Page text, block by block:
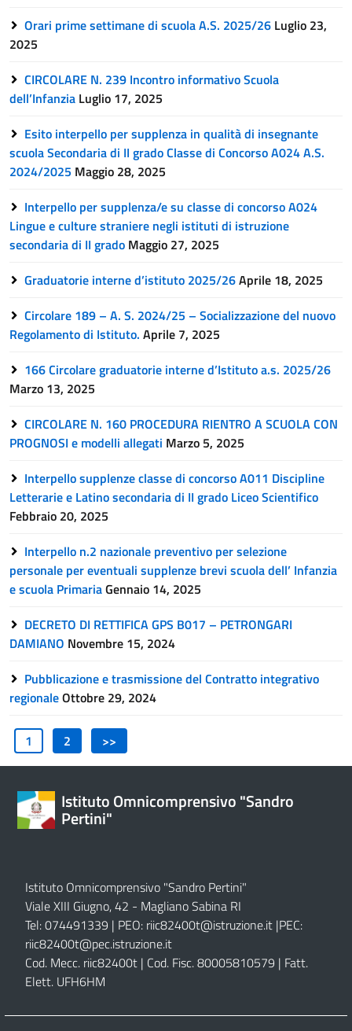
Orari prime settimane di scuola A.S. 2025/26 Luglio 23,
2025
CIRCOLARE N. 239 Incontro informativo Scuola
dell’Infanzia Luglio 17, 2025
Esito interpello per supplenza in qualità di insegnante
scuola Secondaria di II grado Classe di Concorso A024 A.S.
2024/2025 Maggio 28, 2025
Interpello per supplenza/e su classe di concorso A024
Lingue e culture straniere negli istituti di istruzione
secondaria di II grado Maggio 27, 2025
Graduatorie interne d’istituto 2025/26Aprile 18, 2025
Circolare 189 – A. S. 2024/25 – Socializzazione del nuovo
Regolamento di Istituto. Aprile 7, 2025
166 Circolare graduatorie interne d’Istituto a.s. 2025/26
Marzo 13, 2025
CIRCOLARE N. 160 PROCEDURA RIENTRO A SCUOLA CON
PROGNOSI e modelli allegati Marzo 5, 2025
Interpello supplenze classe di concorso A011 Discipline
Letterarie e Latino secondaria di II grado Liceo Scientifico
Febbraio 20, 2025
Interpello n.2 nazionale preventivo per selezione
personale per eventuali supplenze brevi scuola dell’ Infanzia
e scuola PrimariaGennaio 14, 2025
DECRETO DI RETTIFICA GPS B017 – PETRONGARI
DAMIANO Novembre 15, 2024
Pubblicazione e trasmissione del Contratto integrativo
regionaleOttobre 29, 2024
1 2 >>
Istituto Omnicomprensivo "Sandro
Pertini"
Istituto Omnicomprensivo "Sandro Pertini"
Viale XIII Giugno, 42 - Magliano Sabina RI
Tel: 074491339 | PEO: riic82400t@istruzione.it |PEC:
riic82400t@pec.istruzione.it
Cod. Mecc. riic82400t | Cod. Fisc. 80005810579 | Fatt.
Elett. UFH6HM